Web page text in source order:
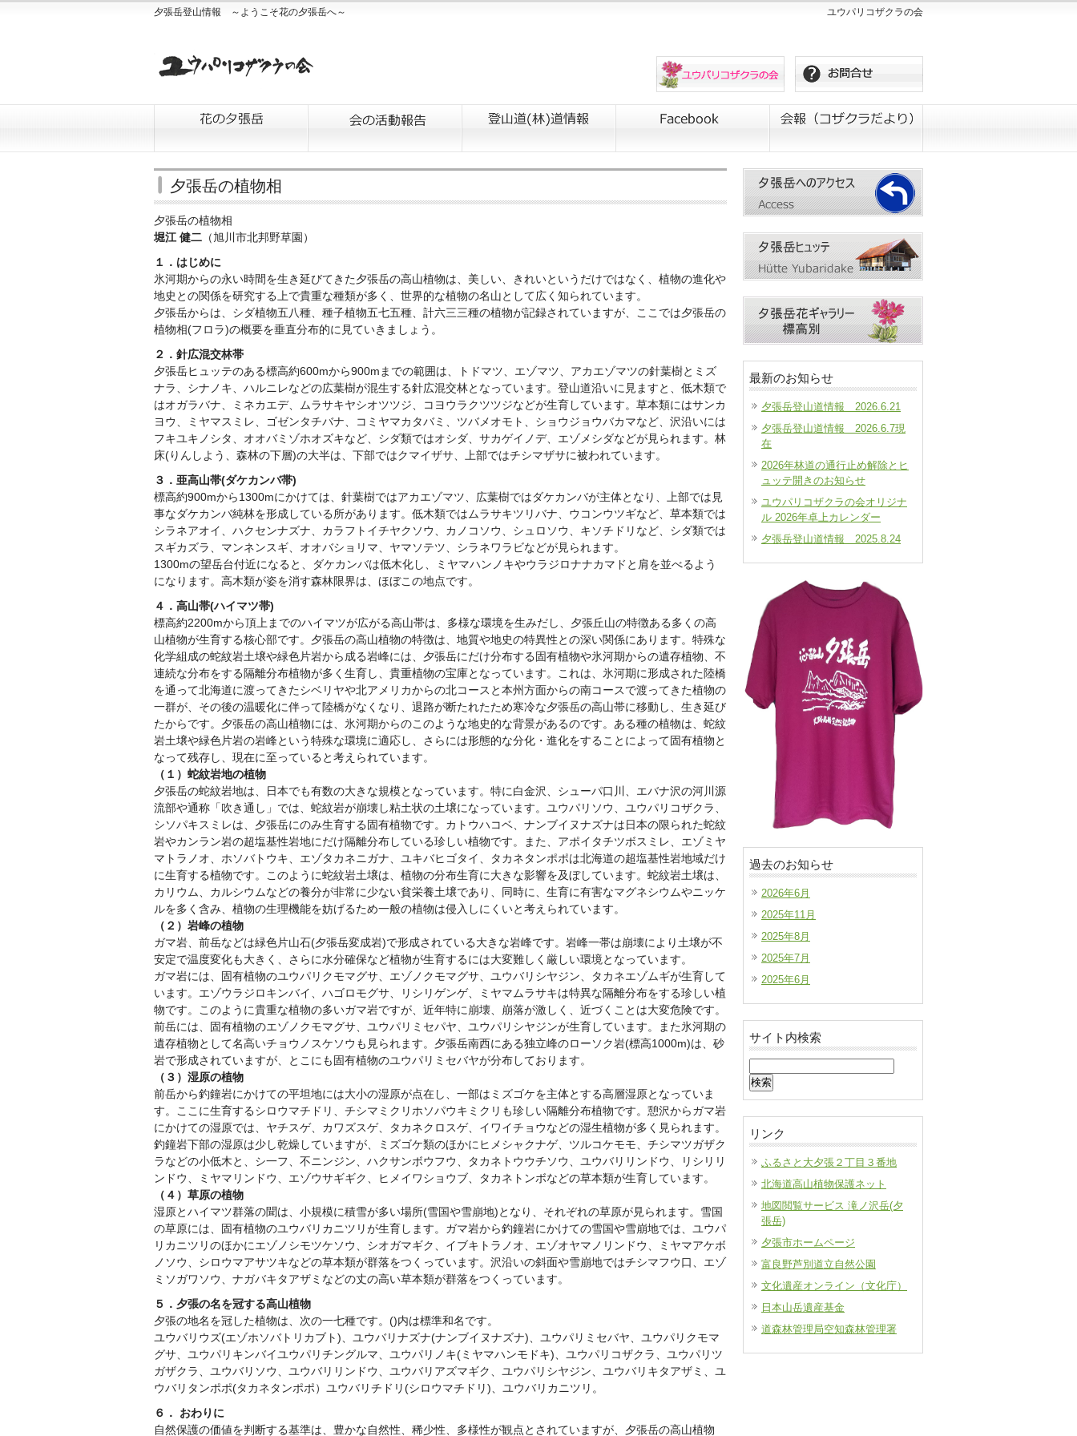
夕張岳登山情報 ～ようこそ花の夕張岳へ～ ユウパリコザクラの会
夕張岳の植物相
夕張岳の植物相
堀江 健二 （旭川市北邦野草園）
１．はじめに
氷河期からの永い時間を生き延びてきた夕張岳の高山植物は、美しい、きれいというだけではなく、植物の進化や
地史との関係を研究する上で貴重な種類が多く、世界的な植物の名山として広く知られています。
夕張岳からは、シダ植物五八種、種子植物五七五種、計六三三種の植物が記録されていますが、ここでは夕張岳の
植物相(フロラ)の概要を垂直分布的に見ていきましょう。
２．針広混交林帯
夕張岳ヒュッテのある標高約600mから900mまでの範囲は、トドマツ、エゾマツ、アカエゾマツの針葉樹とミズ
ナラ、シナノキ、ハルニレなどの広葉樹が混生する針広混交林となっています。登山道沿いに見ますと、低木類で
はオガラバナ、ミネカエデ、ムラサキヤシオツツジ、コヨウラクツツジなどが生育しています。草本類にはサンカ
ヨウ、ミヤマスミレ、ゴゼンタチバナ、コミヤマカタバミ、ツバメオモト、ショウジョウバカマなど、沢沿いには
フキユキノシタ、オオバミゾホオズキなど、シダ類ではオシダ、サカゲイノデ、エゾメシダなどが見られます。林
床(りんしよう、森林の下層)の大半は、下部ではクマイザサ、上部ではチシマザサに被われています。
３．亜高山帯(ダケカンバ帯)
標高約900mから1300mにかけては、針葉樹ではアカエゾマツ、広葉樹ではダケカンバが主体となり、上部では見
事なダケカンバ純林を形成している所があります。低木類ではムラサキツリバナ、ウコンウツギなど、草本類では
シラネアオイ、ハクセンナズナ、カラフトイチヤクソウ、カノコソウ、シュロソウ、キソチドリなど、シダ類では
スギカズラ、マンネンスギ、オオバショリマ、ヤマソテツ、シラネワラビなどが見られます。
1300mの望岳台付近になると、ダケカンバは低木化し、ミヤマハンノキやウラジロナナカマドと肩を並べるよう
になります。高木類が姿を消す森林限界は、ほぼこの地点です。
４．高山帯(ハイマツ帯)
標高約2200mから頂上までのハイマツが広がる高山帯は、多様な環境を生みだし、夕張丘山の特徴ある多くの高
山植物が生育する核心部です。夕張岳の高山植物の特徴は、地質や地史の特異性との深い関係にあります。特殊な
化学組成の蛇紋岩土壌や緑色片岩から成る岩峰には、夕張岳にだけ分布する固有植物や氷河期からの遺存植物、不
連続な分布をする隔離分布植物が多く生育し、貴重植物の宝庫となっています。これは、氷河期に形成された陸橋
を通って北海道に渡ってきたシベリヤや北アメリカからの北コースと本州方面からの南コースで渡ってきた植物の
一群が、その後の温暖化に伴って陸橋がなくなり、退路が断たれたため寒冷な夕張岳の高山帯に移動し、生き延び
たからです。夕張岳の高山植物には、氷河期からのこのような地史的な背景があるのです。ある種の植物は、蛇紋
岩土壌や緑色片岩の岩峰という特殊な環境に適応し、さらには形態的な分化・進化をすることによって固有植物と
なって残存し、現在に至っていると考えられています。
（１）蛇紋岩地の植物
夕張岳の蛇紋岩地は、日本でも有数の大きな規模となっています。特に白金沢、シューパ口川、エバナ沢の河川源
流部や通称「吹き通し」では、蛇紋岩が崩壊し粘土状の土壌になっています。ユウパリソウ、ユウパリコザクラ、
シソパキスミレは、夕張岳にのみ生育する固有植物です。カトウハコベ、ナンブイヌナズナは日本の限られた蛇紋
岩やカンラン岩の超塩基性岩地にだけ隔離分布している珍しい植物です。また、アポイタチツボスミレ、エゾミヤ
マトラノオ、ホソバトウキ、エゾタカネニガナ、ユキバヒゴタイ、タカネタンポポは北海道の超塩基性岩地域だけ
に生育する植物です。このように蛇紋岩土壌は、植物の分布生育に大きな影響を及ぼしています。蛇紋岩土壌は、
カリウム、カルシウムなどの養分が非常に少ない貧栄養土壌であり、同時に、生育に有害なマグネシウムやニッケ
ルを多く含み、植物の生理機能を妨げるため一般の植物は侵入しにくいと考えられています。
（２）岩峰の植物
ガマ岩、前岳などは緑色片山石(夕張岳変成岩)で形成されている大きな岩峰です。岩峰一帯は崩壊により土壌が不
安定で温度変化も大きく、さらに水分確保など植物が生育するには大変難しく厳しい環境となっています。
ガマ岩には、固有植物のユウパリクモマグサ、エゾノクモマグサ、ユウバリシヤジン、タカネエゾムギが生育して
います。エゾウラジロキンバイ、ハゴロモグサ、リシリゲンゲ、ミヤマムラサキは特異な隔離分布をする珍しい植
物です。このように貴重な植物の多いガマ岩ですが、近年特に崩壊、崩落が激しく、近づくことは大変危険です。
前岳には、固有植物のエゾノクモマグサ、ユウパリミセパヤ、ユウパリシヤジンが生育しています。また氷河期の
遺存植物として名高いチョウノスケソウも見られます。夕張岳南西にある独立峰のローソク岩(標高1000m)は、砂
岩で形成されていますが、とこにも固有植物のユウパリミセバヤが分布しております。
（３）湿原の植物
前岳から釣鐘岩にかけての平坦地には大小の湿原が点在し、一部はミズゴケを主体とする高層湿原となっていま
す。ここに生育するシロウマチドリ、チシマミクリホソパウキミクリも珍しい隔離分布植物です。憩沢からガマ岩
にかけての湿原では、ヤチスゲ、カワズスゲ、タカネクロスゲ、イワイチョウなどの湿生植物が多く見られます。
釣鐘岩下部の湿原は少し乾燥していますが、ミズゴケ類のほかにヒメシャクナゲ、ツルコケモモ、チシマツガザク
ラなどの小低木と、シ一フ、不ニンジン、ハクサンボウフウ、タカネトウウチソウ、ユウバリリンドウ、リシリリ
ンドウ、ミヤマリンドウ、エゾウサギギク、ヒメイワショウブ、タカネトンボなどの草本類が生育しています。
（４）草原の植物
湿原とハイマツ群落の聞は、小規模に積雪が多い場所(雪国や雪崩地)となり、それぞれの草原が見られます。雪国
の草原には、固有植物のユウバリカニツリが生育します。ガマ岩から釣鐘岩にかけての雪国や雪崩地では、ユウパ
リカニツリのほかにエゾノシモツケソウ、シオガマギク、イブキトラノオ、エゾオヤマノリンドウ、ミヤマアケボ
ノソウ、シロウマアサツキなどの草本類が群落をつくっています。沢沿いの斜面や雪崩地ではチシマフウ口、エゾ
ミソガワソウ、ナガバキタアザミなどの丈の高い草本類が群落をつくっています。
５．夕張の名を冠する高山植物
夕張の地名を冠した植物は、次の一七種です。()内は標準和名です。
ユウバリウズ(エゾホソバトリカブト)、ユウバリナズナ(ナンブイヌナズナ)、ユウパリミセバヤ、ユウパリクモマ
グサ、ユウパリキンバイユウパリチングルマ、ユウパリノキ(ミヤマハンモドキ)、ユウパリコザクラ、ユウパリツ
ガザクラ、ユウバリソウ、ユウバリリンドウ、ユウバリアズマギク、ユウパリシヤジン、ユウバリキタアザミ、ユ
ウバリタンポポ(タカネタンポポ）ユウバリチドリ(シロウマチドリ)、ユウバリカニツリ。
６． おわりに
自然保護の価値を判断する基準は、豊かな自然性、稀少性、多様性が観点とされていますが、夕張岳の高山植物
最新のお知らせ
夕張岳登山道情報 2026.6.21
夕張岳登山道情報 2026.6.7現
在
2026年林道の通行止め解除とヒ
ュッテ開きのお知らせ
ユウパリコザクラの会オリジナ
ル 2026年卓上カレンダー
夕張岳登山道情報 2025.8.24
過去のお知らせ
2026年6月
2025年11月
2025年8月
2025年7月
2025年6月
サイト内検索
索:
リンク
ふるさと大夕張２丁目３番地
北海道高山植物保護ネット
地図閲覧サービス 滝ノ沢岳(夕
張岳)
夕張市ホームページ
富良野芦別道立自然公園
文化遺産オンライン（文化庁）
日本山岳遺産基金
道森林管理局空知森林管理署